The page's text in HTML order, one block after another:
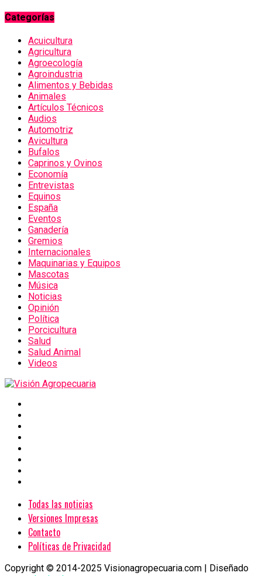
Categorías
Acuicultura
Agricultura
Agroecología
Agroindustria
Alimentos y Bebidas
Animales
Artículos Técnicos
Audios
Automotriz
Avicultura
Bufalos
Caprinos y Ovinos
Economía
Entrevistas
Equinos
España
Eventos
Ganadería
Gremios
Internacionales
Maquinarias y Equipos
Mascotas
Música
Noticias
Opinión
Política
Porcicultura
Salud
Salud Animal
Videos
Todas las noticias
Versiones Impresas
Contacto
Políticas de Privacidad
Copyright © 2014-2025 Visionagropecuaria.com | Diseñado